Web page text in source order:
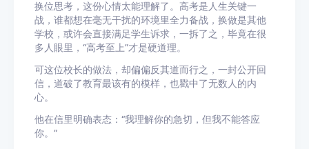
换位思考，这份心情太能理解了。高考是人生关键一
战，谁都想在毫无干扰的环境里全力备战，换做是其他
学校，或许会直接满足学生诉求，一拆了之，毕竟在很
多人眼里，“高考至上”才是硬道理。
可这位校长的做法，却偏偏反其道而行之，一封公开回
信，道破了教育最该有的模样，也戳中了无数人的内
心。
他在信里明确表态：“我理解你的急切，但我不能答应
你。”